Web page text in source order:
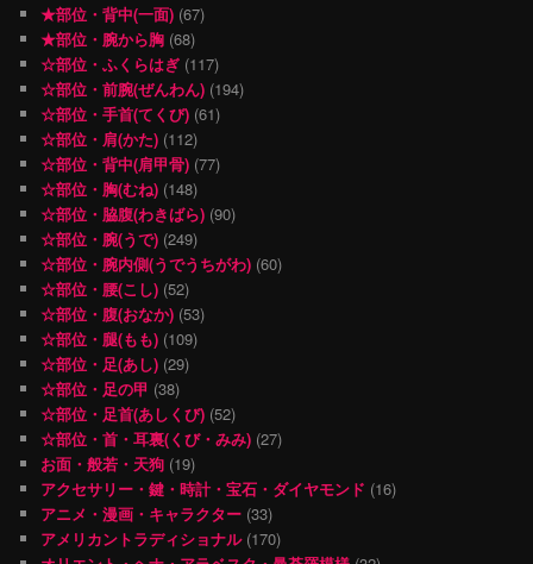
★部位・背中(一面) (67)
★部位・腕から胸 (68)
☆部位・ふくらはぎ (117)
☆部位・前腕(ぜんわん) (194)
☆部位・手首(てくび) (61)
☆部位・肩(かた) (112)
☆部位・背中(肩甲骨) (77)
☆部位・胸(むね) (148)
☆部位・脇腹(わきばら) (90)
☆部位・腕(うで) (249)
☆部位・腕内側(うでうちがわ) (60)
☆部位・腰(こし) (52)
☆部位・腹(おなか) (53)
☆部位・腿(もも) (109)
☆部位・足(あし) (29)
☆部位・足の甲 (38)
☆部位・足首(あしくび) (52)
☆部位・首・耳裏(くび・みみ) (27)
お面・般若・天狗 (19)
アクセサリー・鍵・時計・宝石・ダイヤモンド (16)
アニメ・漫画・キャラクター (33)
アメリカントラディショナル(170)